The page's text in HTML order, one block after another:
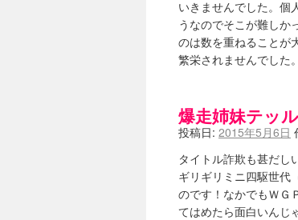
いきませんでした。個
うなのでそこが難しか
のは数を重ねることが
繁栄されませんでした
爆走姉妹テッ
投稿日: 2015年5月6日
タイトル詐欺も甚だし
ギリギリミニ四駆世代
のです！なかでもＷＧ
てはめたら面白いんじ